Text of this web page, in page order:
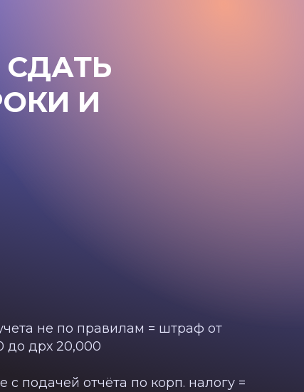
с подачей отчёта по корп. налогу =
не по правилам = штраф от
до дрх 20,000
И